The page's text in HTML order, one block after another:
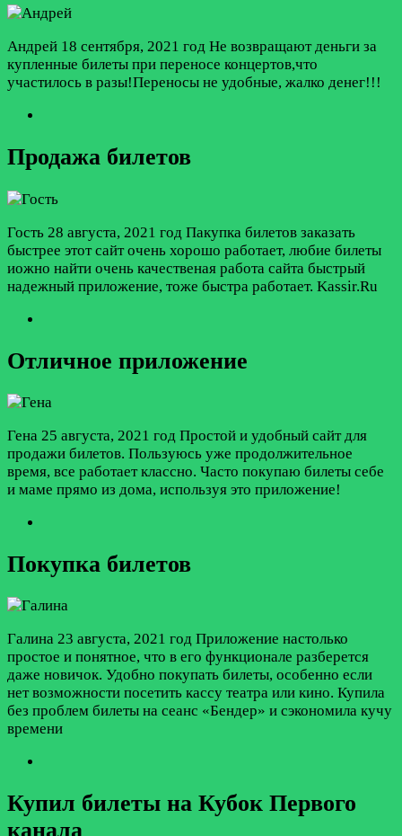
Андрей 18 сентября, 2021 год Не возвращают деньги за
купленные билеты при переносе концертов,что
участилось в разы!Переносы не удобные, жалко денег!!!
Продажа билетов
Гость 28 августа, 2021 год Пакупка билетов заказать
быстрее этот сайт очень хорошо работает, любие билеты
иожно найти очень качественая работа сайта быстрый
надежный приложение, тоже быстра работает. Kassir.Ru
Отличное приложение
Гена 25 августа, 2021 год Простой и удобный сайт для
продажи билетов. Пользуюсь уже продолжительное
время, все работает классно. Часто покупаю билеты себе
и маме прямо из дома, используя это приложение!
Покупка билетов
Галина 23 августа, 2021 год Приложение настолько
простое и понятное, что в его функционале разберется
даже новичок. Удобно покупать билеты, особенно если
нет возможности посетить кассу театра или кино. Купила
без проблем билеты на сеанс «Бендер» и сэкономила кучу
времени
Купил билеты на Кубок Первого
канала